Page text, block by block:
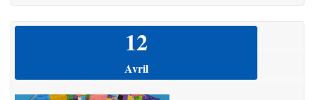
12
Avril